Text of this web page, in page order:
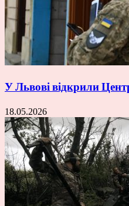
У Львові відкрили
18.05.2026